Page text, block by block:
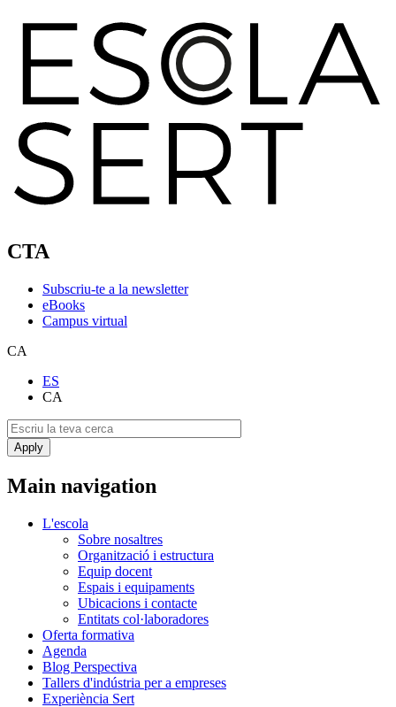
CTA
Subscriu-te a la newsletter
eBooks
Campus virtual
CA
ES
CA
Main navigation
L'escola
Sobre nosaltres
Organització i estructura
Equip docent
Espais i equipaments
Ubicacions i contacte
Entitats col·laboradores
Oferta formativa
Agenda
Blog Perspectiva
Tallers d'indústria per a empreses
Experiència Sert